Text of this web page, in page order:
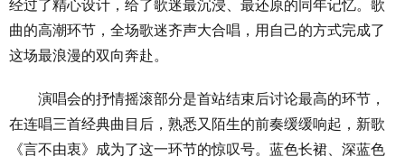
经过了精心设计，给了歌迷最沉浸、最还原的同年记忆。歌
曲的高潮环节，全场歌迷齐声大合唱，用自己的方式完成了
这场最浪漫的双向奔赴。
演唱会的抒情摇滚部分是首站结束后讨论最高的环节，
在连唱三首经典曲目后，熟悉又陌生的前奏缓缓响起，新歌
《言不由衷》成为了这一环节的惊叹号。蓝色长裙、深蓝色